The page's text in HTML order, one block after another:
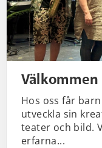
Hos oss får
utveckla sin
teater och bild.
erfarna...